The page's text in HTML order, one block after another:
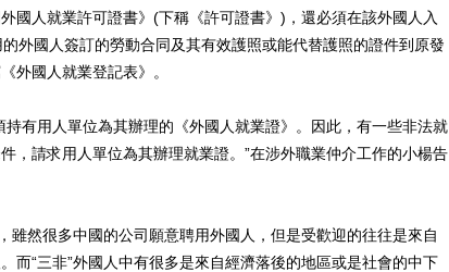
國人就業許可證書》(下稱《許可證書》)，還必須在該外國人入
外國人簽訂的勞動合同及其有效護照或能代替護照的證件到原發
外國人就業登記表》。
有用人單位為其辦理的《外國人就業證》。因此，有一些非法就
，請求用人單位為其辦理就業證。”在涉外職業仲介工作的小楊告
然很多中國的公司願意聘用外國人，但是受歡迎的往往是來自
而“三非”外國人中有很多是來自經濟落後的地區或是社會的中下